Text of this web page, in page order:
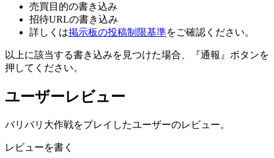
売買目的の書き込み
招待URLの書き込み
詳しくは掲示板の投稿制限基準をご確認ください。
以上に該当する書き込みを見つけた場合、
『通報』ボタンを
押してください。
ユーザーレビュー
バリバリ大作戦をプレイしたユーザーのレビュー。
レビューを書く